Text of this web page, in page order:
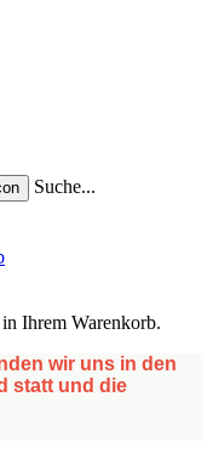
Suche...
Ihrem Warenkorb.
wir uns in den
statt und die